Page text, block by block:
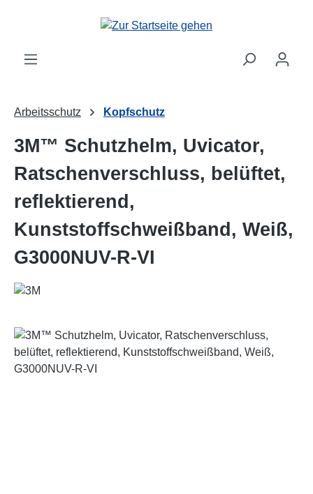
Zum Hauptinhalt springen
Arbeitsschutz Kopfschutz
3M™ Schutzhelm, Uvicator,
Ratschenverschluss, belüftet,
reflektierend,
Kunststoffschweißband, Weiß,
G3000NUV-R-VI
Bildergalerie überspringen